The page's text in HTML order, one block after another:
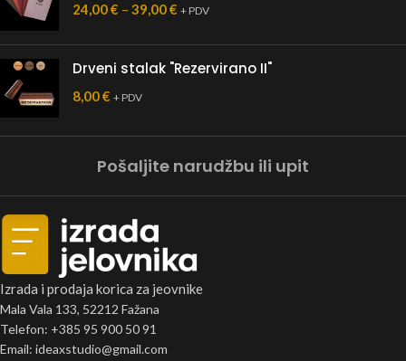
24,00€ – 39,00€ + PDV
Drveni stalak "Rezervirano II"
8,00€ + PDV
Pošaljite narudžbu ili upit
Izrada i prodaja korica za jeovnike
Mala Vala 133, 52212 Fažana
Telefon: +385 95 900 50 91
Email: ideaxstudio@gmail.com